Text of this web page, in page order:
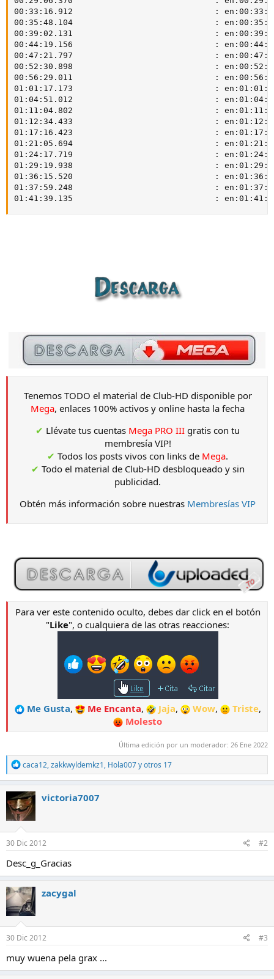
00:33:16.912                             :
00:35:48.104                             :
00:39:02.131                             :
00:44:19.156                             :
00:47:21.797                             :
00:52:30.898                             :
00:56:29.011                             :
01:01:17.173                             :
01:04:51.012                             :
01:11:04.802                             :
01:12:34.433                             :
01:17:16.423                             :
01:21:05.694                             :
01:24:17.719                             :
01:29:19.938                             :
01:36:15.520                             :
01:37:59.248                             :
01:41:39.135                             :
Tenemos TODO el material de Club-HD disponible por
Mega, enlaces 100% activos y online hasta la fecha
✔ Llévate tus cuentas Mega PRO III gratis con tu
membresía VIP!
✔ Todos los posts vivos con links de Mega.
✔ Todo el material de Club-HD desbloqueado y sin
publicidad.
Obtén más información sobre nuestras Membresías VIP
Para ver este contenido oculto, debes dar click en el botón
"Like", o cualquiera de las otras reacciones:
Me Gusta, Me Encanta, Jaja, Wow, Triste,
Molesto
Última edición por un moderador: 26 Ene 2022
R
e
a
c
c
i
o
n
e
s
:
caca12,zakkwyldemkz1, Hola007y otros 17
victoria7007
30 Dic 2012 #2
Desc_g_Gracias
zacygal
30 Dic 2012 #3
muy wuena pela grax ...